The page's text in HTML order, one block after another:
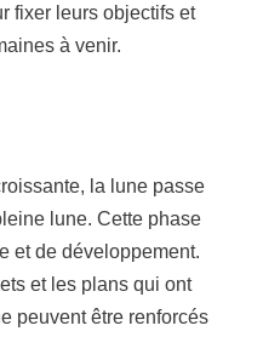
fixer leurs objectifs et
à venir.
la lune passe
lune. Cette phase
et de développement.
et les plans qui ont
peuvent être renforcés